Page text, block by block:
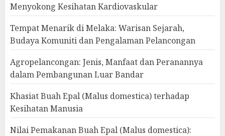
Menyokong Kesihatan Kardiovaskular
Tempat Menarik di Melaka: Warisan Sejarah,
Budaya Komuniti dan Pengalaman Pelancongan
Agropelancongan: Jenis, Manfaat dan Peranannya
dalam Pembangunan Luar Bandar
Khasiat Buah Epal (Malus domestica) terhadap
Kesihatan Manusia
Nilai Pemakanan Buah Epal (Malus domestica):